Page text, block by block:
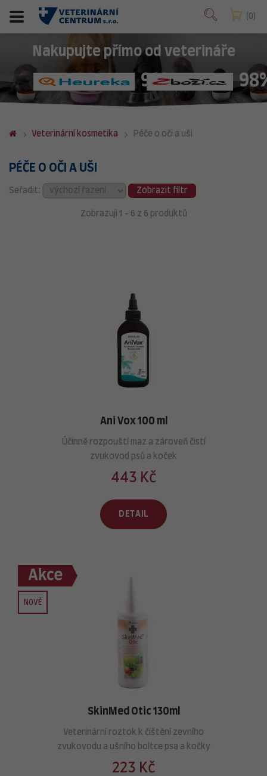
0
Nakupujte přímo od veterináře
98%
Veterinární kosmetika Péče o oči a uši
PÉČE O OČI A UŠI
Seřadit: Zobrazit filtr
Zobrazuji 1 - 6 z 6 produktů
Ani Vox 100 ml
Účinně rozpouští maz a zároveň čistí
zvukovod psů a koček
443 Kč
DETAIL
NOVÉ
SkinMed Otic 130ml
Veterinární roztok k čištění zevního
zvukovodu a ušního boltce psa a kočky
223 Kč